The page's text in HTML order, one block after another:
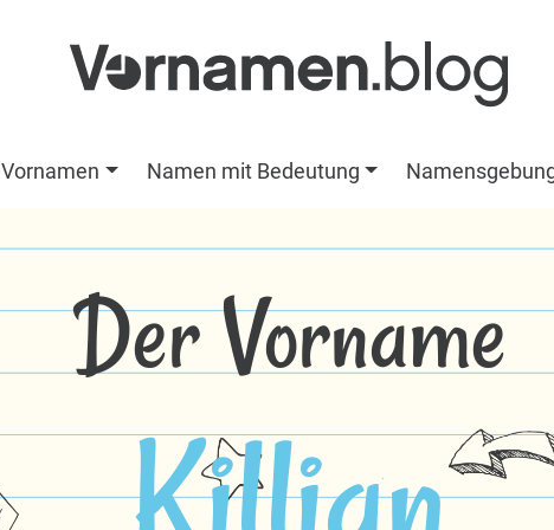
Vornamen Namen mit Bedeutung
Der Vorname